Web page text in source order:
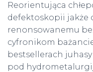
Reorientująca
defektoskopii jakże
renonsowanemu
cyfronikom
bestsellerach
pod